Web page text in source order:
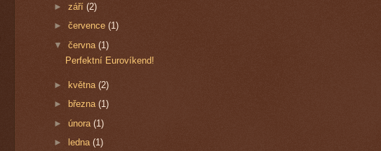
►září(2)
►července(1)
▼června(1)
Perfektní Eurovíkend!
► května(2)
►
března(1)
►února(1)
►
ledna(1)